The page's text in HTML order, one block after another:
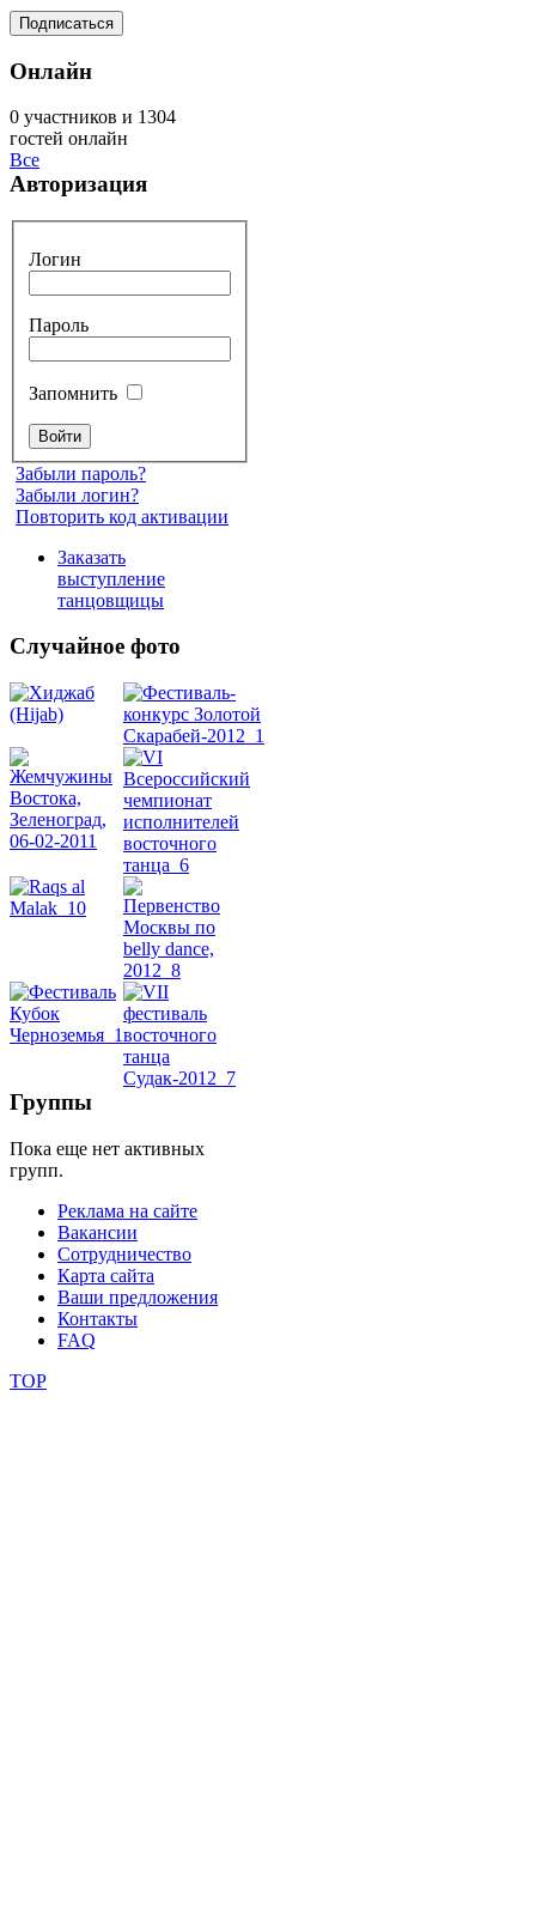
Онлайн
0 участников и 1304
гостей онлайн
Все
Авторизация
Логин
Пароль
Запомнить
Забыли пароль?
Забыли логин?
Повторить код активации
Заказать
выступление
танцовщицы
Случайное фото
Танец
живота
Belly
Группы
Пока еще нет активных
групп.
Реклама на сайте
Вакансии
Сотрудничество
Карта сайта
Ваши предложения
Контакты
FAQ
TOP